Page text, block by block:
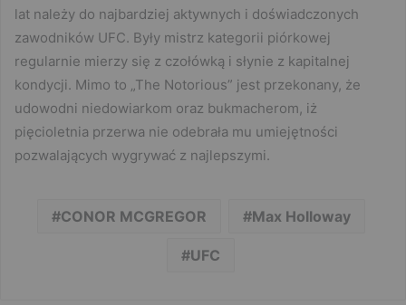
lat należy do najbardziej aktywnych i doświadczonych
zawodników UFC. Były mistrz kategorii piórkowej
regularnie mierzy się z czołówką i słynie z kapitalnej
kondycji. Mimo to „The Notorious” jest przekonany, że
udowodni niedowiarkom oraz bukmacherom, iż
pięcioletnia przerwa nie odebrała mu umiejętności
pozwalających wygrywać z najlepszymi.
CONOR MCGREGOR Max Holloway
UFC